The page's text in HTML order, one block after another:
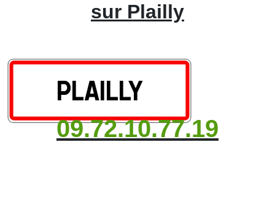
sur Plailly
09.72.10.77.19